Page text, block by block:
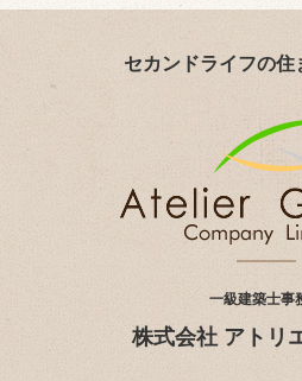
セカンドライフの住
一級建築士事
株式会社 アトリ